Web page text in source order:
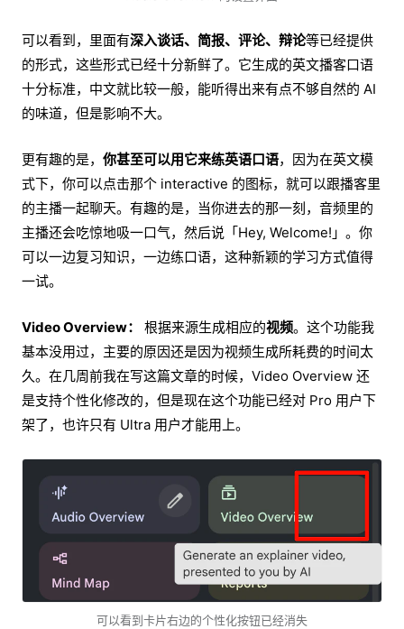
可以看到，里面有深入谈话、简报、评论、辩论等已经提供
的形式，这些形式已经十分新鲜了。它生成的英文播客口语
十分标准，中文就比较一般，能听得出来有点不够自然的 AI
的味道，但是影响不大。
更有趣的是， 你甚至可以用它来练英语口语，因为在英文模
式下，你可以点击那个 interactive 的图标，就可以跟播客里
的主播一起聊天。有趣的是，当你进去的那一刻，音频里的
主播还会吃惊地吸一口气，然后说「Hey, Welcome!」。你
可以一边复习知识，一边练口语，这种新颖的学习方式值得
一试。
Video Overview： 根据来源生成相应的视频。这个功能我
基本没用过，主要的原因还是因为视频生成所耗费的时间太
久。在几周前我在写这篇文章的时候，Video Overview 还
是支持个性化修改的，但是现在这个功能已经对 Pro 用户下
架了，也许只有 Ultra 用户才能用上。
可以看到卡片右边的个性化按钮已经消失